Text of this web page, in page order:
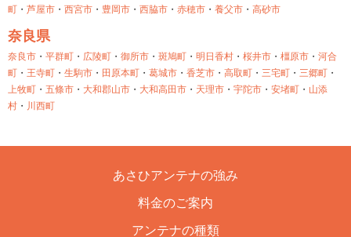
町 ・ 芦屋市 ・ 西宮市 ・ 豊岡市 ・ 西脇市 ・ 赤穂市 ・ 養父市 ・ 高砂市
奈良県
奈良市 ・ 平群町 ・ 広陵町 ・ 御所市 ・ 斑鳩町 ・ 明日香村 ・ 桜井市 ・ 橿原市 ・ 河合
町 ・ 王寺町 ・ 生駒市 ・ 田原本町 ・ 葛城市 ・ 香芝市 ・ 高取町 ・ 三宅町 ・ 三郷町 ・
上牧町 ・ 五條市 ・ 大和郡山市 ・ 大和高田市 ・ 天理市 ・ 宇陀市 ・ 安堵町 ・ 山添
村 ・ 川西町
あさひアンテナの強み
料金のご案内
アンテナの種類